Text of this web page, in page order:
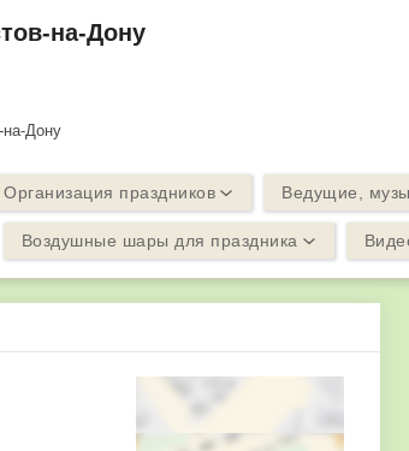
на-Дону
на-Дону
Организация праздников Ведущие,
Воздушные шары для праздника